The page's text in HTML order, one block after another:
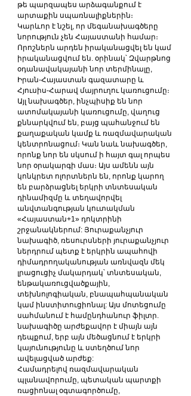
թե պարզապես արձագանքում է
արտաքին սպառնալիքներին։
Կարևոր է նշել, որ մեգանախագծերը
նորություն չեն Հայաստանի համար։
Որոշներն արդեն իրականացվել են կամ
իրականացվում են. օրինակ՝ Զվարթնոց
օդանավակայանի նոր տերմինալը,
Իրան-Հայաստան գազատարը և
Հյուսիս-Հարավ մայրուղու կառուցումը։
Այլ նախագծեր, ինչպիսիք են նոր
ատոմակայանի կառուցումը, վաղուց
քննարկվում են, բայց պահանջում են
քաղաքական կամք և ռազմավարական
կենտրոնացում։ Կան նաև նախագծեր,
որոնք նոր են սկսում ի հայտ գալ որպես
նոր օրակարգի մաս։ Այս ամենն այն
կոնկրետ ոլորտներն են, որոնք կարող
են բարձրացնել երկրի տնտեսական
դինամիզմը և տեղավորվել
անվտանգության կուտակման
«Հայաստան+1» դոկտրինի
շրջանակներում: Յուրաքանչյուր
նախագիծ, ռեսուրսների յուրաքանչյուր
ներդրում պետք է երկրին ապահովի
դիմադրողականության առնվազն մեկ
լրացուցիչ մակարդակ՝ տնտեսական,
ենթակառուցվածքային,
տեխնոլոգիական, բնապահպանական
կամ ինստիտուցիոնալ: Այս մոտեցումը
սահմանում է համընդհանուր ֆիլտր.
նախագիծը արժեքավոր է միայն այն
դեպքում, երբ այն մեծացնում է երկրի
կայունությունը և ստեղծում նոր
ավելացված արժեք:
Համադրելով ռազմավարական
պլանավորումը, պետական ​​պարտքի
ռացիոնալ օգտագործումը,